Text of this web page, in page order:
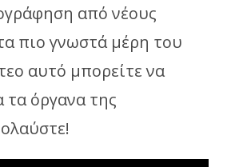
από νέους
πιο γνωστά μέρη του
αυτό μπορείτε να
τα όργανα της